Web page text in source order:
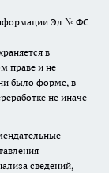
Эл № ФС
в
праве и не
было форме, в
не иначе
сведений,